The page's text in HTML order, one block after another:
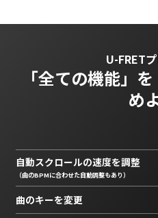
U-FRET
「全ての機能」を
め
自動スクロールの速度を調整
（曲のBPMに合わせた自動調整もあり）
曲のキーを変更